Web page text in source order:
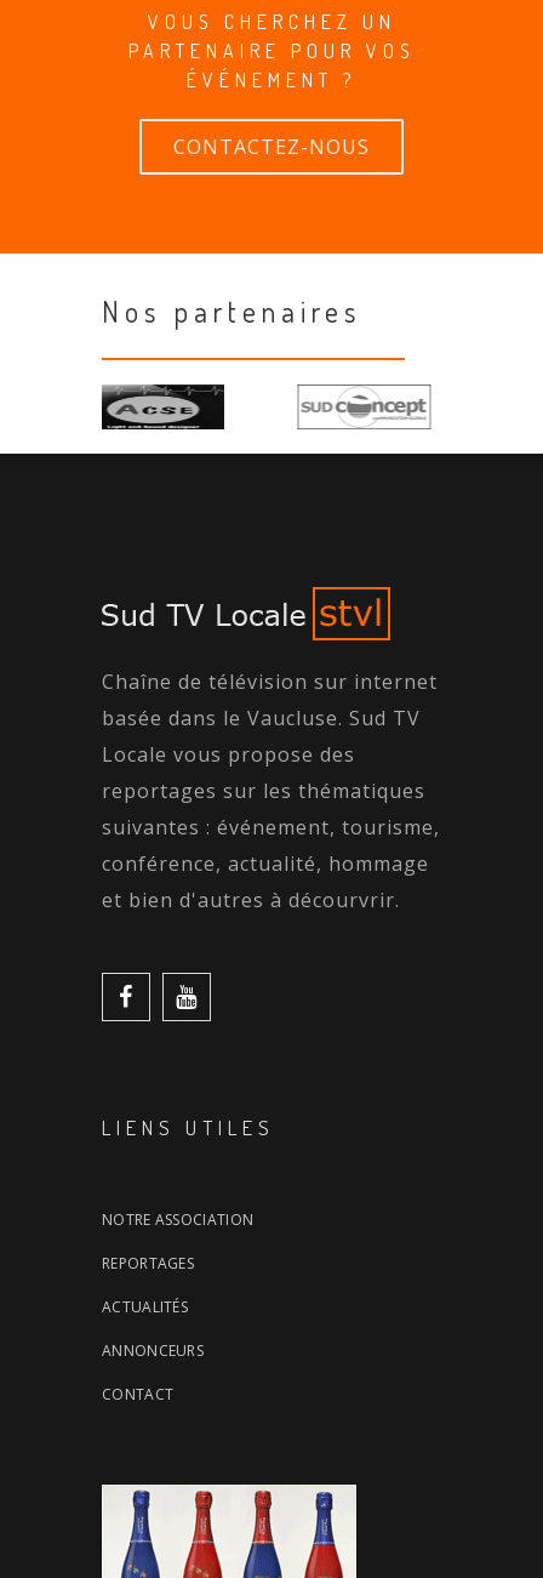
VOUS CHERCHEZ UN
PARTENAIRE POUR VOS
ÉVÉNEMENT ?
CONTACTEZ-NOUS
Nos partenaires
Chaîne de télévision sur internet
basée dans le Vaucluse. Sud TV
Locale vous propose des
reportages sur les thématiques
suivantes : événement, tourisme,
conférence, actualité, hommage
et bien d'autres à décourvrir.
LIENS UTILES
NOTRE ASSOCIATION
REPORTAGES
ACTUALITÉS
ANNONCEURS
CONTACT